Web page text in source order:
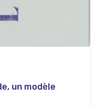
un modèle